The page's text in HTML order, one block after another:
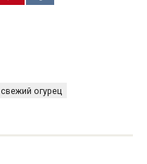
свежий огурец